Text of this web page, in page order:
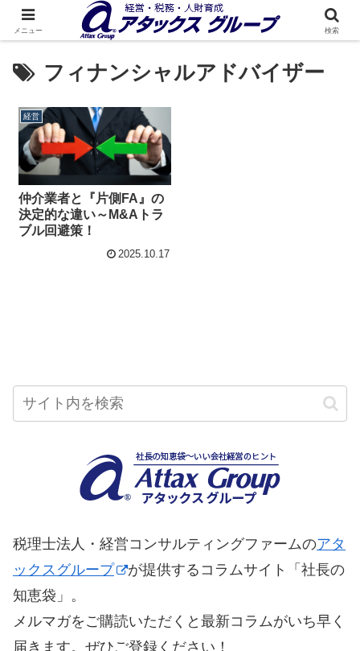
フィナンシャルアドバイザー
経営
仲介業者と『片側FA』の
決定的な違い～M&Aトラ
ブル回避策！
2025.10.17
税理士法人・経営コンサルティングファームのアタ
ックスグループ
が提供するコラムサイト「社長の
知恵袋」。
メルマガをご購読いただくと最新コラムがいち早く
届きます。ぜひご登録ください！
メニュー 検索